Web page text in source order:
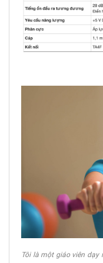
Tôi là một giáo viên